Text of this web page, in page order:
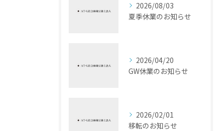
2026/08/03
夏季休業のお知らせ
2026/04/20
GW休業のお知らせ
2026/02/01
移転のお知らせ